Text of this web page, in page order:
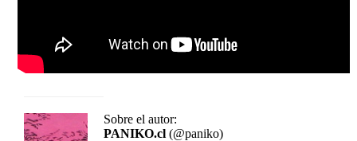
Sobre el autor:
PANIKO.cl (@paniko)